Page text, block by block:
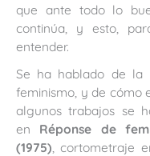
que ante todo lo
continúa, y esto,
entender.
Se ha hablado de la
feminismo, y de cómo
algunos trabajos se
en Réponse de
(1975) , cortometraje